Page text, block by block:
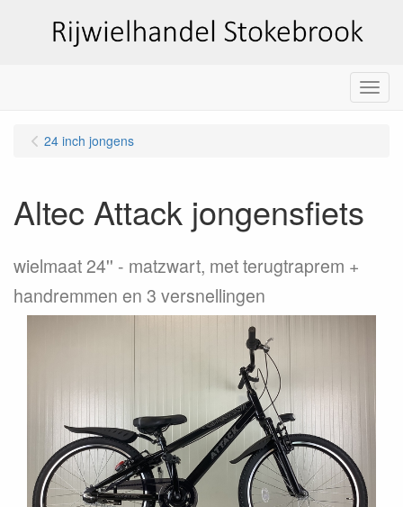
Menu
24 inch jongens
Altec Attack jongensfiets
wielmaat 24''
matzwart, met terugtraprem +
handremmen en 3 versnellingen